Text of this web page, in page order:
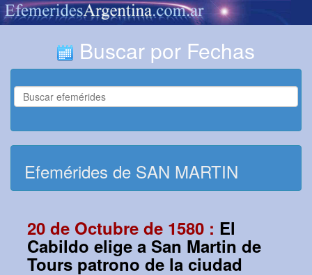
Buscar por Fechas
Efemérides de SAN MARTIN
20 de Octubre de 1580 : El
Cabildo elige a San Martin de
Tours patrono de la ciudad